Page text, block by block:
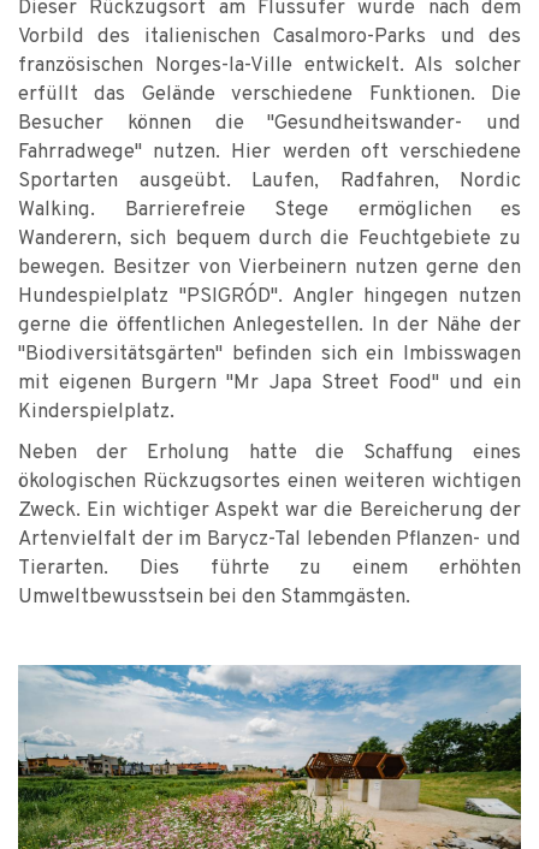
Dieser Rückzugsort am Flussufer wurde nach dem
Vorbild des italienischen Casalmoro-Parks und des
französischen Norges-la-Ville entwickelt. Als solcher
erfüllt das Gelände verschiedene Funktionen. Die
Besucher können die "Gesundheitswander- und
Fahrradwege" nutzen. Hier werden oft verschiedene
Sportarten ausgeübt. Laufen, Radfahren, Nordic
Walking. Barrierefreie Stege ermöglichen es
Wanderern, sich bequem durch die Feuchtgebiete zu
bewegen. Besitzer von Vierbeinern nutzen gerne den
Hundespielplatz "PSIGRÓD". Angler hingegen nutzen
gerne die öffentlichen Anlegestellen. In der Nähe der
"Biodiversitätsgärten" befinden sich ein Imbisswagen
mit eigenen Burgern "Mr Japa Street Food" und ein
Kinderspielplatz.
Neben der Erholung hatte die Schaffung eines
ökologischen Rückzugsortes einen weiteren wichtigen
Zweck. Ein wichtiger Aspekt war die Bereicherung der
Artenvielfalt der im Barycz-Tal lebenden Pflanzen- und
Tierarten. Dies führte zu einem erhöhten
Umweltbewusstsein bei den Stammgästen.